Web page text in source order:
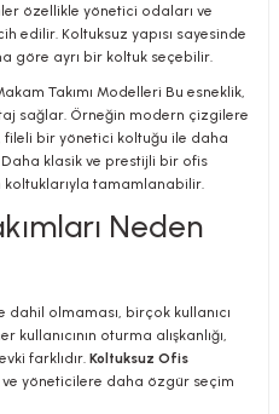
özellikle yönetici odaları ve
edilir. Koltuksuz yapısı sayesinde
göre ayrı bir koltuk seçebilir.
Takımı Modelleri Bu esneklik,
sağlar. Örneğin modern çizgilere
, fileli bir yönetici koltuğu ile daha
klasik ve prestijli bir ofis
tamamlanabilir.
Neden
dahil olmaması, birçok kullanıcı
oturma alışkanlığı,
farklıdır. Koltuksuz Ofis
ve yöneticilere daha özgür seçim